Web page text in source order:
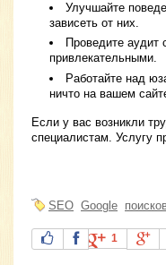
Улучшайте
зависеть от них.
Проведите аудит
привлекательными.
Работайте над
ничто на вашем
Если у вас возникли
специалистам. Услугу
SEO Google
1